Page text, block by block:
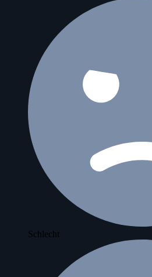
Schlecht